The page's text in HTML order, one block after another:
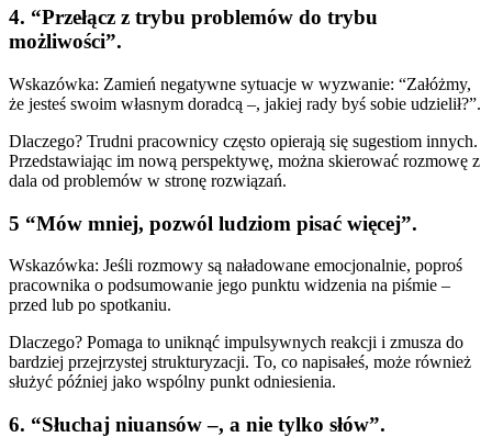
4. “Przełącz z trybu problemów do trybu
możliwości”.
Wskazówka: Zamień negatywne sytuacje w wyzwanie: “Załóżmy,
że jesteś swoim własnym doradcą –, jakiej rady byś sobie udzielił?”.
Dlaczego? Trudni pracownicy często opierają się sugestiom innych.
Przedstawiając im nową perspektywę, można skierować rozmowę z
dala od problemów w stronę rozwiązań.
5 “Mów mniej, pozwól ludziom pisać więcej”.
Wskazówka: Jeśli rozmowy są naładowane emocjonalnie, poproś
pracownika o podsumowanie jego punktu widzenia na piśmie –
przed lub po spotkaniu.
Dlaczego? Pomaga to uniknąć impulsywnych reakcji i zmusza do
bardziej przejrzystej strukturyzacji. To, co napisałeś, może również
służyć później jako wspólny punkt odniesienia.
6. “Słuchaj niuansów –, a nie tylko słów”.